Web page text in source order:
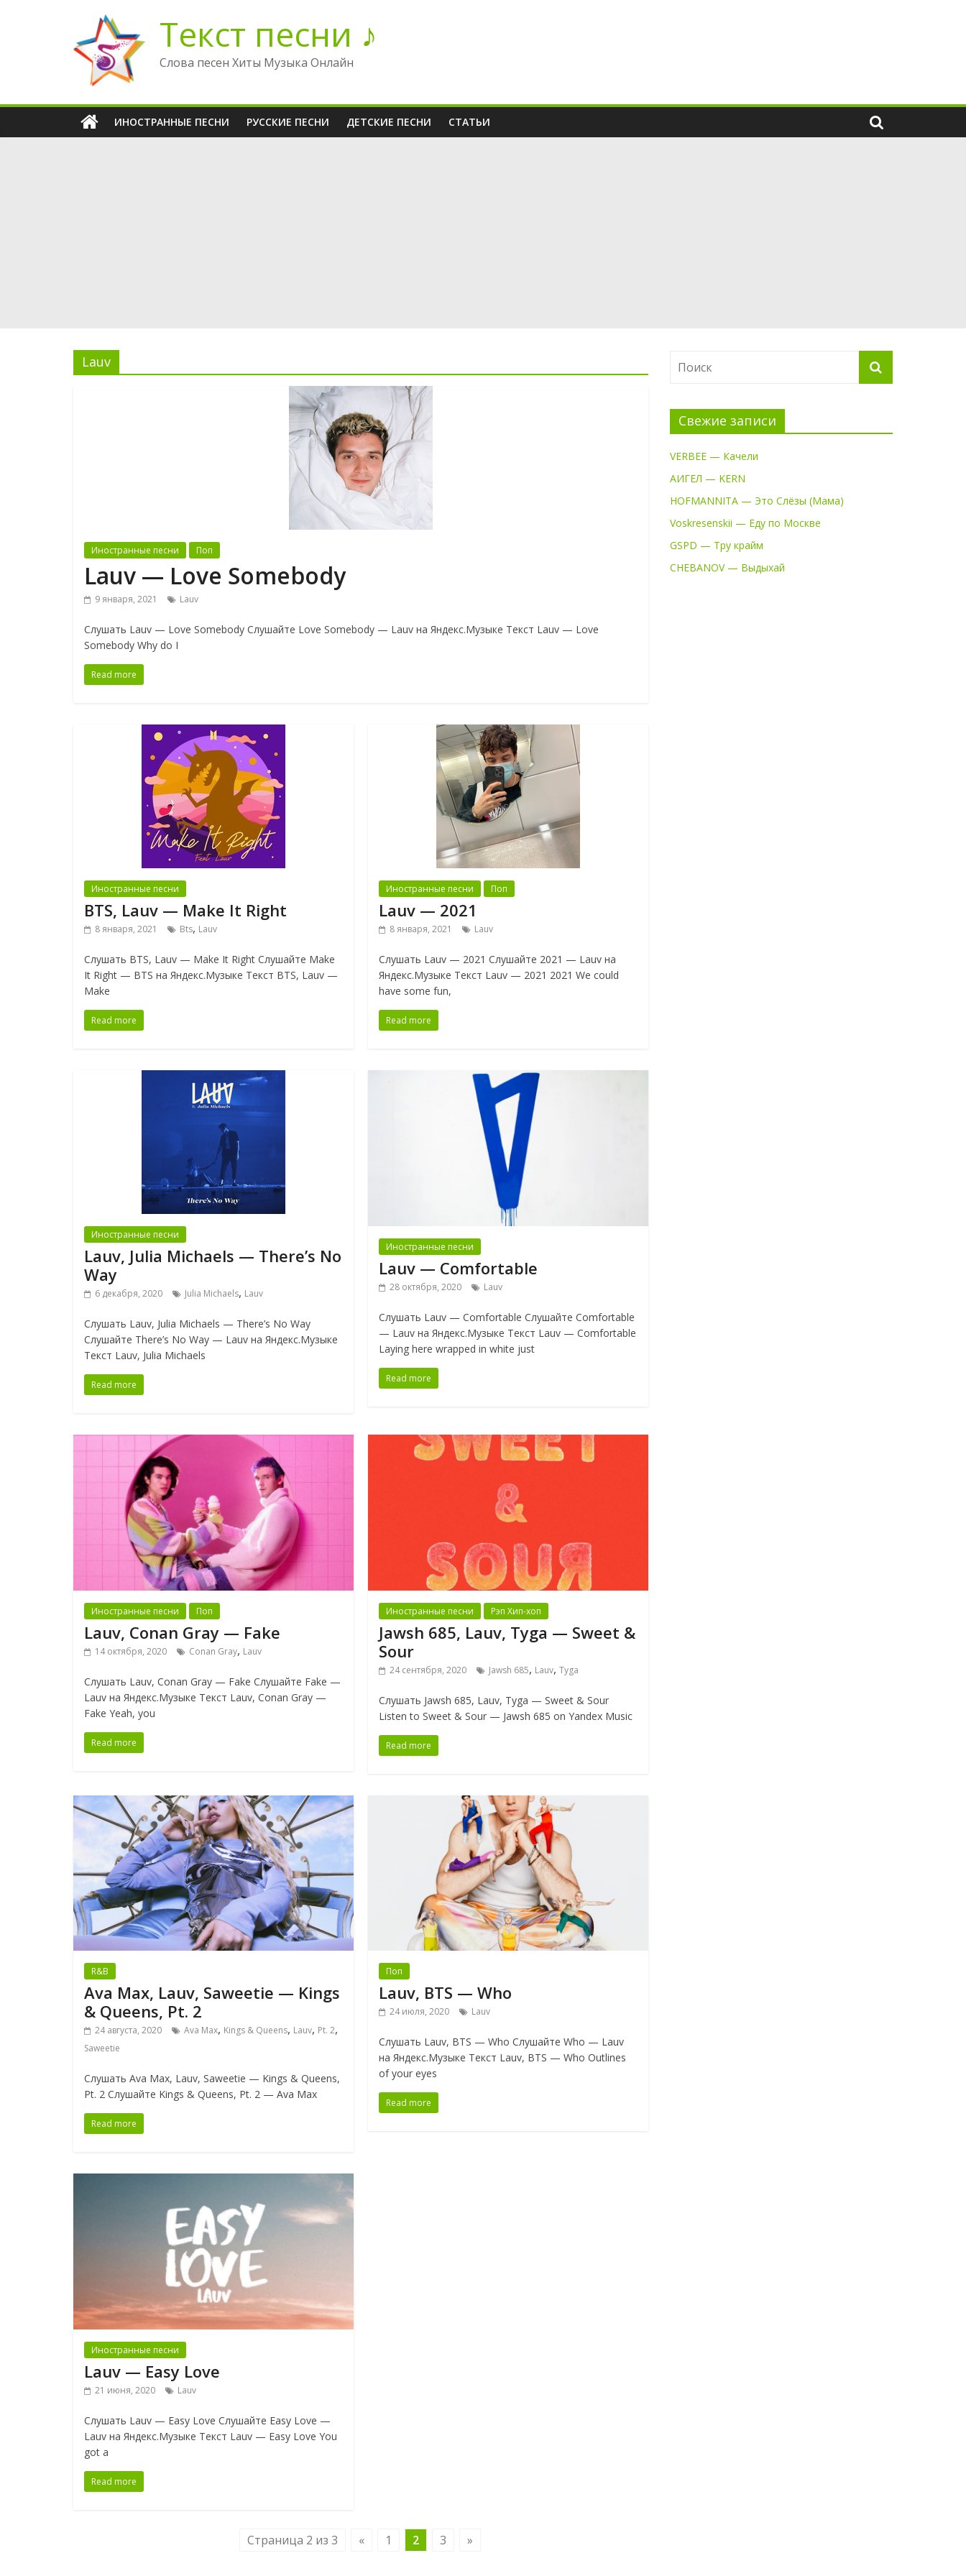
содержимому
Текст песни ♪
Слова песен Хиты Музыка Онлайн
ИНОСТРАННЫЕ ПЕСНИ РУССКИЕ ПЕСНИ ДЕТСКИЕ ПЕСНИ СТАТЬИ
Lauv
Иностранные песни Поп
Lauv — Love Somebody
9 января, 2021 Lauv
Слушать Lauv — Love Somebody Слушайте Love Somebody — Lauv на Яндекс.Музыке Текст Lauv — Love
Somebody Why do I
Read more
Иностранные песни
BTS, Lauv — Make It Right
8 января, 2021 Bts, Lauv
Слушать BTS, Lauv — Make It Right Слушайте Make
It Right — BTS на Яндекс.Музыке Текст BTS, Lauv —
Make
Read more
Иностранные песни Поп
Lauv — 2021
8 января, 2021 Lauv
Слушать Lauv — 2021 Слушайте 2021 — Lauv на
Яндекс.Музыке Текст Lauv — 2021 2021 We could
have some fun,
Read more
Иностранные песни
Lauv, Julia Michaels — There’s No
Way
6 декабря, 2020 Julia Michaels, Lauv
Слушать Lauv, Julia Michaels — There’s No Way
Слушайте There’s No Way — Lauv на Яндекс.Музыке
Текст Lauv, Julia Michaels
Read more
Иностранные песни
Lauv — Comfortable
28 октября, 2020 Lauv
Слушать Lauv — Comfortable Слушайте Comfortable
— Lauv на Яндекс.Музыке Текст Lauv — Comfortable
Laying here wrapped in white just
Read more
Иностранные песни Поп
Lauv, Conan Gray — Fake
14 октября, 2020 Conan Gray, Lauv
Слушать Lauv, Conan Gray — Fake Слушайте Fake —
Lauv на Яндекс.Музыке Текст Lauv, Conan Gray —
Fake Yeah, you
Read more
Иностранные песни Рэп Хип-хоп
Jawsh 685, Lauv, Tyga — Sweet &
Sour
24 сентября, 2020 Jawsh 685, Lauv,Tyga
Слушать Jawsh 685, Lauv, Tyga — Sweet & Sour
Listen to Sweet & Sour — Jawsh 685 on Yandex Music
Read more
R&B
Ava Max, Lauv, Saweetie — Kings
& Queens, Pt. 2
24 августа, 2020 Ava Max, Kings & Queens, Lauv, Pt. 2,
Saweetie
Слушать Ava Max, Lauv, Saweetie — Kings & Queens,
Pt. 2 Слушайте Kings & Queens, Pt. 2 — Ava Max
Read more
Поп
Lauv, BTS — Who
24 июля, 2020 Lauv
Слушать Lauv, BTS — Who Слушайте Who — Lauv
на Яндекс.Музыке Текст Lauv, BTS — Who Outlines
of your eyes
Read more
Иностранные песни
Lauv — Easy Love
21 июня, 2020 Lauv
Слушать Lauv — Easy Love Слушайте Easy Love —
Lauv на Яндекс.Музыке Текст Lauv — Easy Love You
got a
Read more
Страница 2 из 3 « 1 2 3 »
Свежие записи
VERBEE — Качели
АИГЕЛ — KERN
HOFMANNITA — Это Слёзы (Мама)
Voskresenskii — Еду по Москве
GSPD — Тру крайм
CHEBANOV — Выдыхай